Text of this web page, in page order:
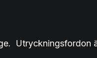
Utryckningsfordon